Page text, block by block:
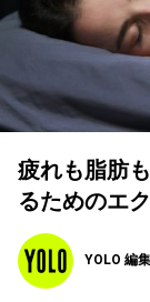
疲れも脂肪
るためのエ
YOLO 編